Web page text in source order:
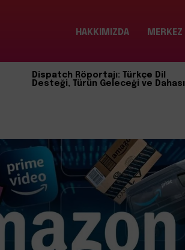
HAKKIMIZDA MERKEZ
Dispatch Röportajı: Türkçe Dil
Desteği, Türün Geleceği ve Dahası